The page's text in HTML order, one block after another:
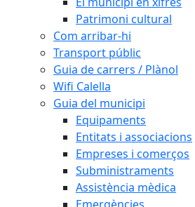
Patrimoni cultural
Com arribar-hi
Transport públic
Guia de carrers / Plànol
Wifi Calella
Guia del municipi
Equipaments
Entitats i associacions
Empreses i comerços
Subministraments
Assistència mèdica